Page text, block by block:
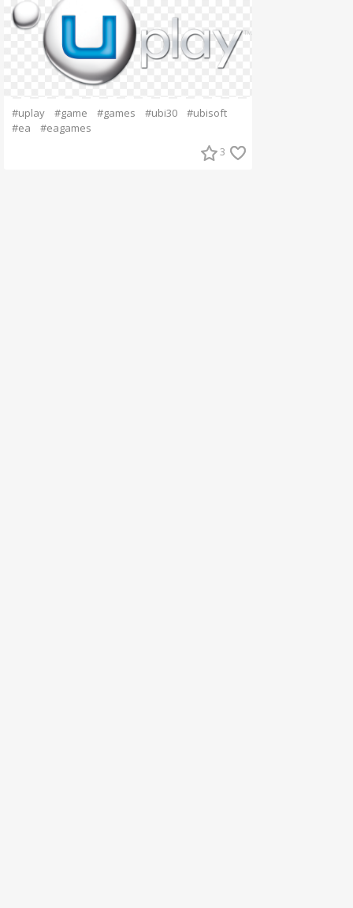
#uplay #game #games #ubi30
#ubisoft
#ea
#eagames
3